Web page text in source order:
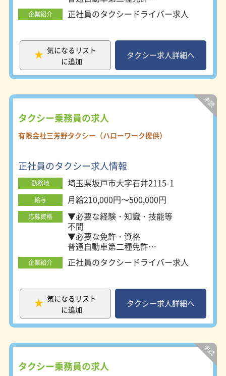
あれば尚可
普通自動車１種免許取得３年以上また
あれば尚可
普通自動車運転免許
必須（ＡＴ限定可）
企業紹介 正社員のタクシードライバー求人
気になるリスト
に追加
タクシー求人詳細へ
タクシー乗務員の求人
有限会社三芳野タクシー（ハローワーク提供）
正社員のタクシー求人情報
勤務地 埼玉県坂戸市大字石井2115-1
給与 月給210,000円～500,000円
応募資格
▼必要な経験・知識・技能等
不問
▼必要な免許・資格
普通自動車第二種免許
あれば尚可
普通自動車運転免許
企業紹介 正社員のタクシードライバー求人
気になるリスト
に追加
タクシー求人詳細へ
タクシー乗務員の求人